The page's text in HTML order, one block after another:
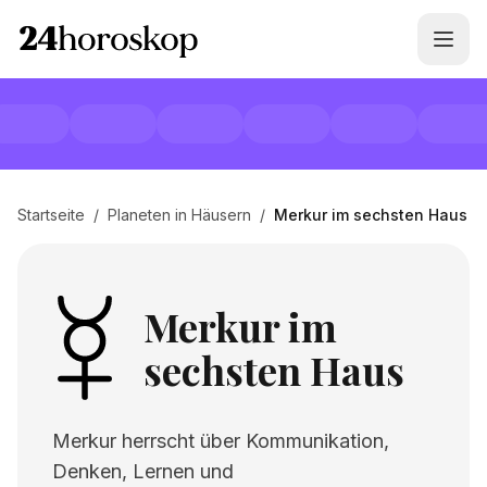
Startseite / Planeten in Häusern / Merkur im sechsten Haus
Merkur im
sechsten Haus
Merkur herrscht über Kommunikation,
Denken, Lernen und